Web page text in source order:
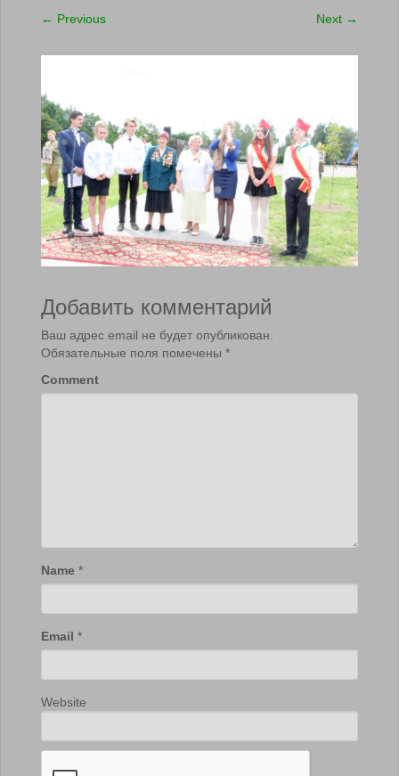
← Previous Next →
Добавить комментарий
Ваш адрес email не будет опубликован.
Обязательные поля помечены *
Comment
Name *
Email *
Website